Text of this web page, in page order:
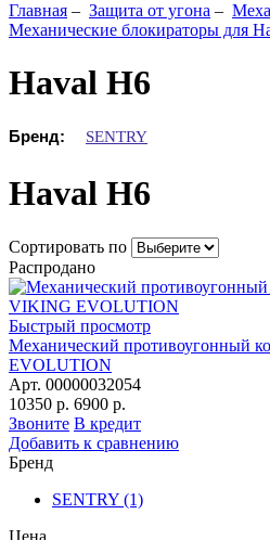
Главная – Защита от угона –
Механические блокираторы для
Haval H6
Бренд: SENTRY
Haval H6
Сортировать по
Распродано
Быстрый просмотр
Механический противоугонный
EVOLUTION
Арт. 00000032054
10350 р. 6900 р.
Звоните В кредит
Добавить к сравнению
Бренд
SENTRY (1)
Цена